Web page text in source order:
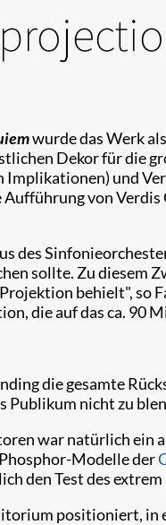
wurde das Werk
Dekor für die
Implikationen) und
von
des
sollte. Zu diesem
behielt", so
die auf das ca. 90
die gesamte
Publikum nicht zu
war natürlich
Modelle der
den Test des
positioniert, in